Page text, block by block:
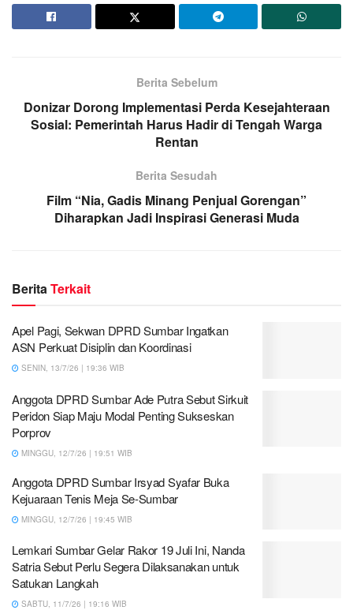
Berita Sebelum
Donizar Dorong Implementasi Perda Kesejahteraan
Sosial: Pemerintah Harus Hadir di Tengah Warga
Rentan
Berita Sesudah
Film “Nia, Gadis Minang Penjual Gorengan”
Diharapkan Jadi Inspirasi Generasi Muda
BeritaTerkait
Apel Pagi, Sekwan DPRD Sumbar Ingatkan
ASN Perkuat Disiplin dan Koordinasi
SENIN, 13/7/26 | 19:36 WIB
Anggota DPRD Sumbar Ade Putra Sebut Sirkuit
Peridon Siap Maju Modal Penting Sukseskan
Porprov
MINGGU, 12/7/26 | 19:51 WIB
Anggota DPRD Sumbar Irsyad Syafar Buka
Kejuaraan Tenis Meja Se-Sumbar
MINGGU, 12/7/26 | 19:45 WIB
Lemkari Sumbar Gelar Rakor 19 Juli Ini, Nanda
Satria Sebut Perlu Segera Dilaksanakan untuk
Satukan Langkah
SABTU, 11/7/26 | 19:16 WIB